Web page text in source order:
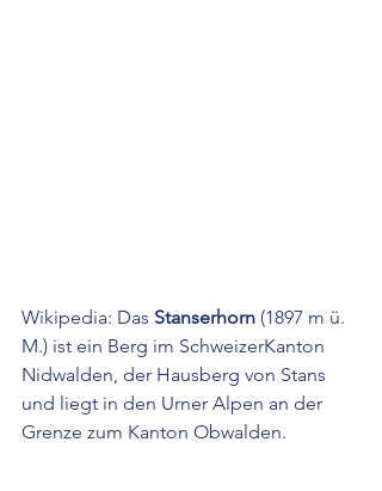
Wikipedia: Das Stanserhorn (1897 m ü.
M.) ist ein Berg im SchweizerKanton
Nidwalden , der Hausberg von Stans
und liegt in den Urner Alpen an der
Grenze zum Kanton Obwalden.